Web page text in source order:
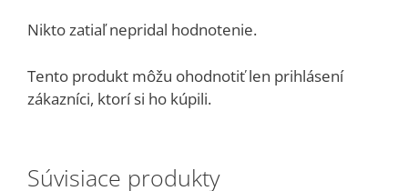
Nikto zatiaľ nepridal hodnotenie.
Tento produkt môžu ohodnotiť len prihlásení
zákazníci, ktorí si ho kúpili.
Súvisiace produkty